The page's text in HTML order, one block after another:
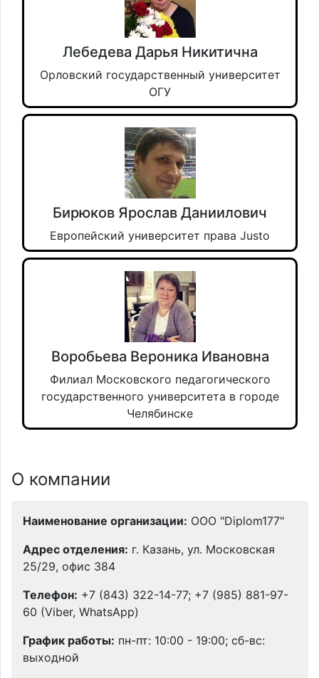
Лебедева Дарья Никитична
Орловский государственный университет
ОГУ
Бирюков Ярослав Даниилович
Европейский университет права Justo
Воробьева Вероника Ивановна
Филиал Московского педагогического
государственного университета в городе
Челябинске
О компании
Наименование организации: ООО "Diplom177"
Адрес отделения: г. Казань, ул. Московская
25/29, офис 384
Телефон: +7 (843) 322-14-77; +7 (985) 881-97-
60 (Viber, WhatsApp)
График работы: пн-пт: 10:00 - 19:00; сб-вс:
выходной